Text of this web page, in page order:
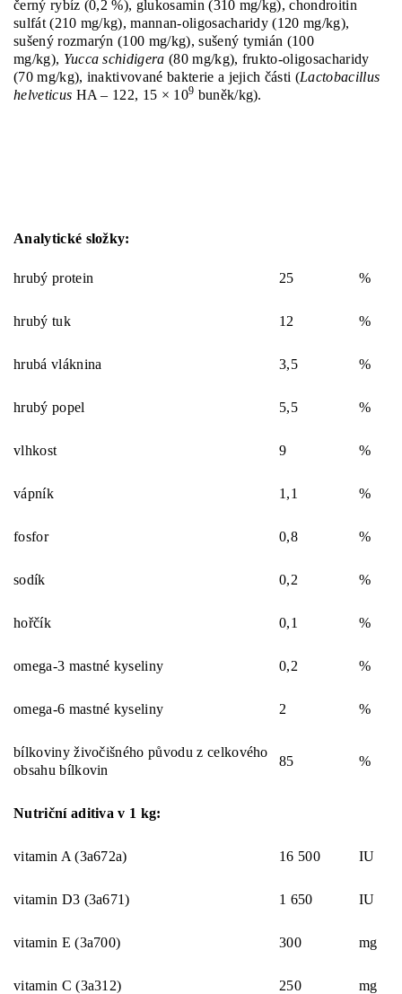
černý rybíz (0,2 %), glukosamin (310 mg/kg), chondroitin
sulfát (210 mg/kg), mannan-oligosacharidy (120 mg/kg),
sušený rozmarýn (100 mg/kg), sušený tymián (100
mg/kg), Yucca schidigera (80 mg/kg), frukto-oligosacharidy
(70 mg/kg), inaktivované bakterie a jejich části (Lactobacillus
helveticus HA – 122, 15 × 109 buněk/kg).
Analytické složky:
hrubý protein 25 %
hrubý tuk 12 %
hrubá vláknina 3,5 %
hrubý popel 5,5 %
vlhkost 9 %
vápník 1,1 %
fosfor 0,8 %
sodík 0,2 %
hořčík 0,1 %
omega-3 mastné kyseliny 0,2 %
omega-6 mastné kyseliny 2 %
bílkoviny živočišného původu z celkového
obsahu bílkovin
85 %
Nutriční aditiva v 1 kg:
vitamin A (3a672a) 16 500 IU
vitamin D3 (3a671) 1 650 IU
vitamin E (3a700) 300 mg
vitamin C (3a312) 250 mg